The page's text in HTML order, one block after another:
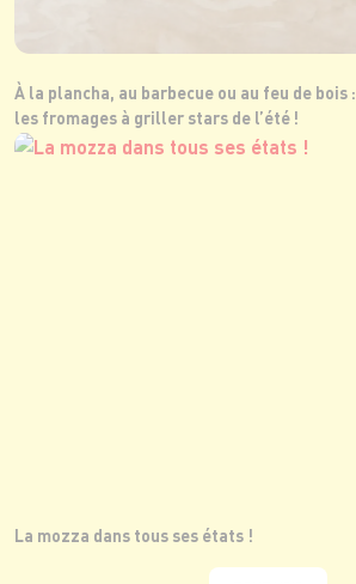
À la plancha, au barbecue ou au feu de bois :
les fromages à griller stars de l’été !
La mozza dans tous ses états !